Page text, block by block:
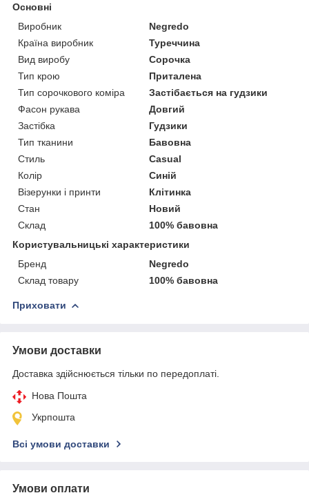
Основні
Виробник
Negredo
Країна виробник
Туреччина
Вид виробу
Сорочка
Тип крою
Приталена
Тип сорочкового коміра
Застібається на гудзики
Фасон рукава
Довгий
Застібка
Гудзики
Тип тканини
Бавовна
Стиль
Casual
Колір
Синій
Візерунки і принти
Клітинка
Стан
Новий
Склад
100% бавовна
Користувальницькі характеристики
Бренд
Negredo
Склад товару
100% бавовна
Приховати
Умови доставки
Доставка здійснюється тільки по передоплаті.
Нова Пошта
Укрпошта
Всі умови доставки
Умови оплати